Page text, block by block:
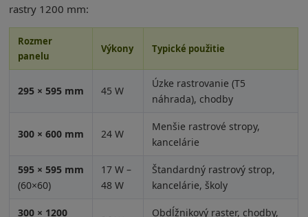
rastry 1200 mm:
Rozmer
panelu
Výkony Typické použitie
295 × 595 mm 45 W
Úzke rastrovanie (T5
náhrada), chodby
300 × 600 mm 24 W
Menšie rastrové stropy,
kancelárie
595 × 595 mm
(60×60)
17 W –
48 W
Štandardný rastrový strop,
kancelárie, školy
300 × 1200
Obdĺžnikový raster, chodby,